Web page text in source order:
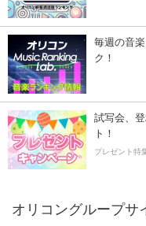
毎週の音
ク！
試写会、
ト！
プレゼント特
オリコングループサ